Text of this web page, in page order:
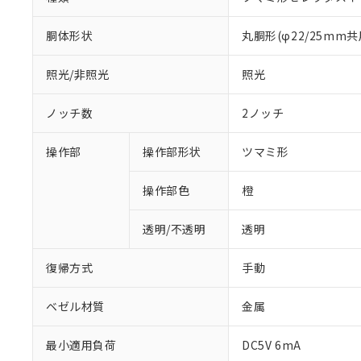
胴体形状 丸胴形(φ22/25mm共
照光/非照光 照光
ノッチ数 2ノッチ
操作部 操作部形状 ツマミ形
操作部色 橙
透明/不透明 透明
復帰方式 手動
ベゼル材質 金属
最小適用負荷 DC5V 6mA